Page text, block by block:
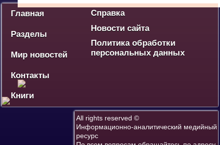
Главная
Разделы
Политика
Экономика
Социум
Культура
Дебют
Победа - наше наследие
Ваше мнение
Разное
Мир новостей
Контакты
Книги
Справка
Новости сайта
Политика обработки
персональных данных
All rights reserved ©
Информационно-аналитический медийный
ресурс